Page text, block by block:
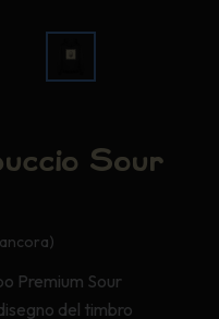
Sour
Premium Sour
del timbro